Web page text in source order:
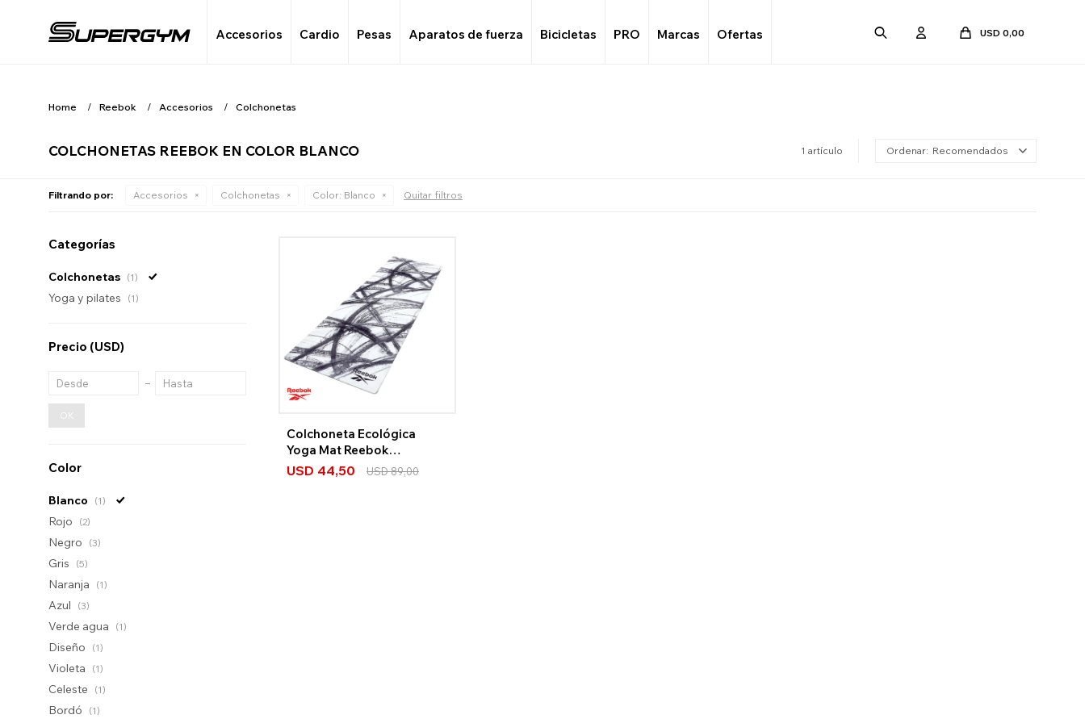
Accesorios Cardio Pesas Aparatos de fuerza Bicicletas PRO Marcas Ofertas USD 0,00
Home Reebok Accesorios Colchonetas
COLCHONETAS REEBOK EN COLOR BLANCO 1 artículo Recomendados
Filtrando por: Accesorios Colchonetas Color: Blanco Quitar filtros
Colchoneta Ecológica
Yoga Mat Reebok
Camuflada
USD 44,50 USD89,00
Categorías
Colchonetas (1)
Yoga y pilates (1)
Precio (USD)
OK
Color
Blanco (1)
Rojo (2)
Negro (3)
Gris (5)
Naranja (1)
Azul (3)
Verde agua (1)
Diseño (1)
Violeta (1)
Celeste (1)
Bordó (1)